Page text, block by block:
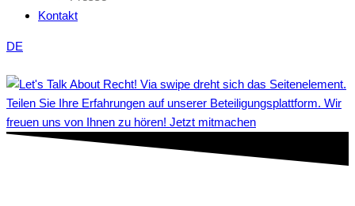
Kontakt
DE
Teilen Sie Ihre Erfahrungen auf unserer Beteiligungsplattform. Wir
freuen uns von Ihnen zu hören! Jetzt mitmachen